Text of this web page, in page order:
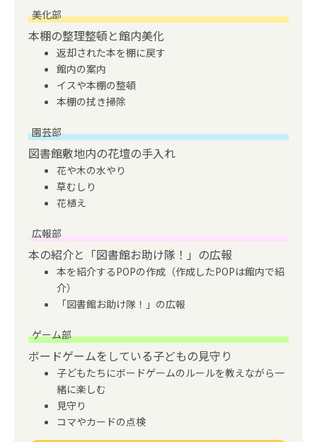
美化部
本棚の整理整頓と館内美化
返却された本を棚に戻す
館内の案内
イスや本棚の整頓
本棚の拭き掃除
園芸部
図書館敷地内の花壇の手入れ
花や木の水やり
草むしり
花植え
広報部
本の紹介と「図書館お助け隊！」の広報
本を紹介するPOPの作成（作成したPOPは館内で紹
介）
「図書館お助け隊！」の広報
ゲーム部
ボードゲームをしている子どもの見守り
子どもたちにボードゲームのルールを教えながら一
緒に楽しむ
見守り
コマやカードの点検